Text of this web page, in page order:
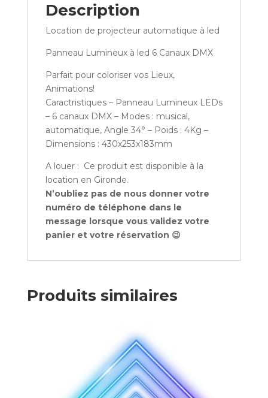
Description
Location de projecteur automatique à led
Panneau Lumineux à led 6 Canaux DMX
Parfait pour coloriser vos Lieux,
Animations!
Caractristiques – Panneau Lumineux LEDs
– 6 canaux DMX – Modes : musical,
automatique, Angle 34° – Poids : 4Kg –
Dimensions : 430x253x183mm
A louer : Ce produit est disponible à la
location en Gironde.
N’oubliez pas de nous donner votre
numéro de téléphone dans le
message lorsque vous validez votre
panier et votre réservation 😉
Produits similaires